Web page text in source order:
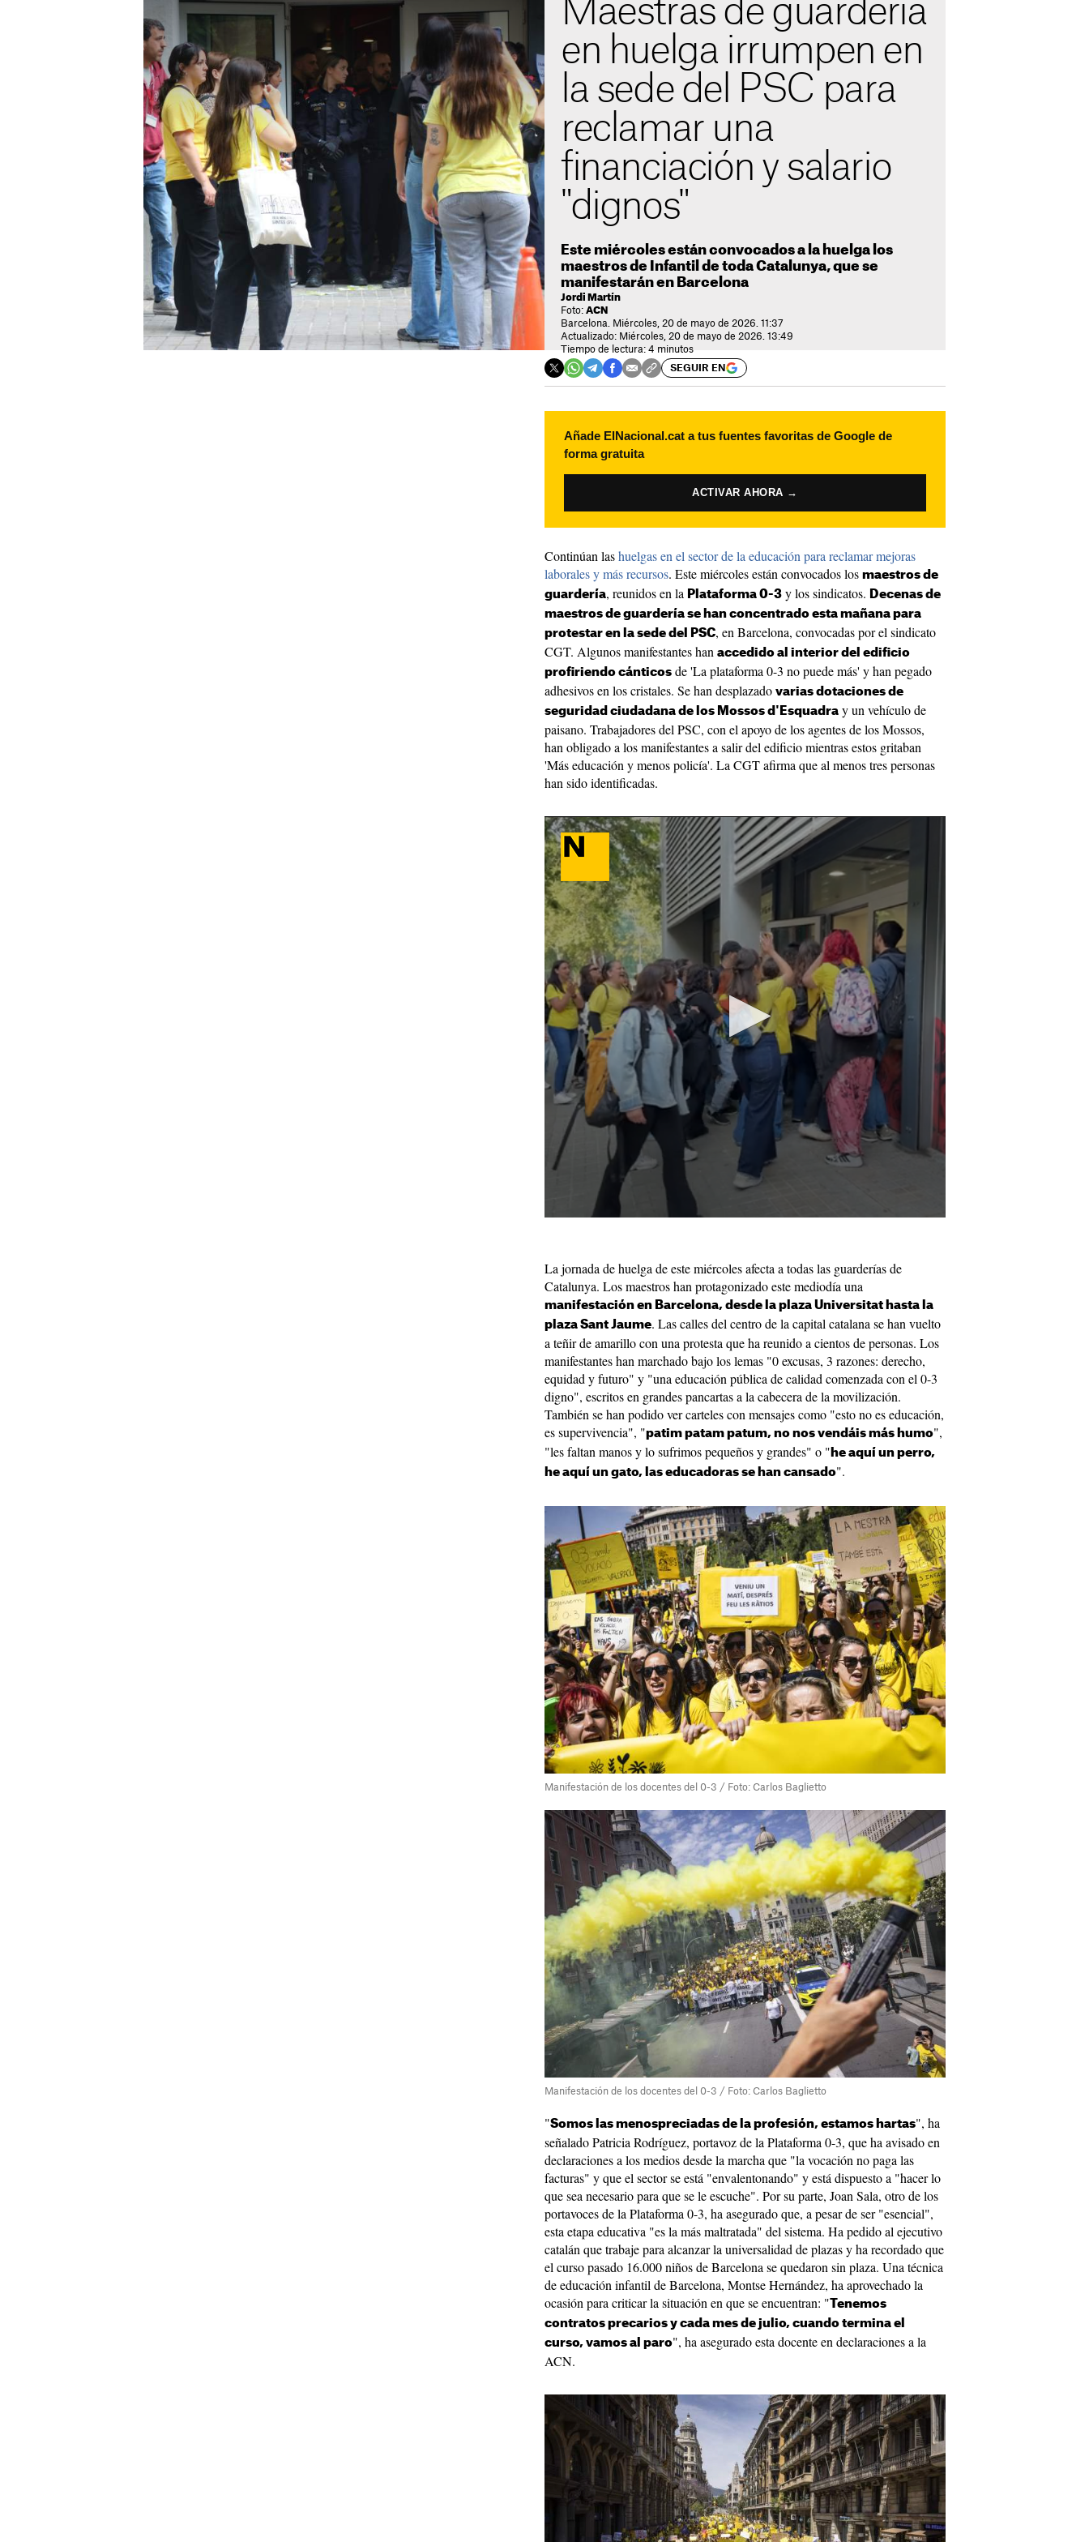
Maestras de guardería
en huelga irrumpen en
la sede del PSC para
reclamar una
financiación y salario
"dignos"
Este miércoles están convocados a la huelga los
maestros de Infantil de toda Catalunya, que se
manifestarán en Barcelona
Jordi Martín
Foto: ACN
Barcelona. Miércoles, 20 de mayo de 2026. 11:37
Actualizado: Miércoles, 20 de mayo de 2026. 13:49
Tiempo de lectura: 4 minutos
SEGUIR EN
Añade ElNacional.cat a tus fuentes favoritas de Google de
forma gratuita
ACTIVAR AHORA →
Continúan lashuelgas en el sector de la educación para reclamar mejoras
laborales y más recursos. Este miércoles están convocados los maestros de
guardería, reunidos en la Plataforma 0-3 y los sindicatos. Decenas de
maestros de guardería se han concentrado esta mañana para
protestar en la sede del PSC, en Barcelona, convocadas por el sindicato
CGT. Algunos manifestantes han accedido al interior del edificio
profiriendo cánticos de 'La plataforma 0-3 no puede más' y han pegado
adhesivos en los cristales. Se han desplazado varias dotaciones de
seguridad ciudadana de los Mossos d'Esquadra y un vehículo de
paisano. Trabajadores del PSC, con el apoyo de los agentes de los Mossos,
han obligado a los manifestantes a salir del edificio mientras estos gritaban
'Más educación y menos policía'. La CGT afirma que al menos tres personas
han sido identificadas.
La jornada de huelga de este miércoles afecta a todas las guarderías de
Catalunya. Los maestros han protagonizado este mediodía una
manifestación en Barcelona, desde la plaza Universitat hasta la
plaza Sant Jaume. Las calles del centro de la capital catalana se han vuelto
a teñir de amarillo con una protesta que ha reunido a cientos de personas. Los
manifestantes han marchado bajo los lemas "0 excusas, 3 razones: derecho,
equidad y futuro" y "una educación pública de calidad comenzada con el 0-3
digno", escritos en grandes pancartas a la cabecera de la movilización.
También se han podido ver carteles con mensajes como "esto no es educación,
es supervivencia", "patim patam patum, no nos vendáis más humo",
"les faltan manos y lo sufrimos pequeños y grandes" o " he aquí un perro,
he aquí un gato, las educadoras se han cansado".
Manifestación de los docentes del 0-3 / Foto: Carlos Baglietto
Manifestación de los docentes del 0-3 / Foto: Carlos Baglietto
"Somos las menospreciadas de la profesión, estamos hartas", ha
señalado Patricia Rodríguez, portavoz de la Plataforma 0-3, que ha avisado en
declaraciones a los medios desde la marcha que "la vocación no paga las
facturas" y que el sector se está "envalentonando" y está dispuesto a "hacer lo
que sea necesario para que se le escuche". Por su parte, Joan Sala, otro de los
portavoces de la Plataforma 0-3, ha asegurado que, a pesar de ser "esencial",
esta etapa educativa "es la más maltratada" del sistema. Ha pedido al ejecutivo
catalán que trabaje para alcanzar la universalidad de plazas y ha recordado que
el curso pasado 16.000 niños de Barcelona se quedaron sin plaza. Una técnica
de educación infantil de Barcelona, Montse Hernández, ha aprovechado la
ocasión para criticar la situación en que se encuentran: " Tenemos
contratos precarios y cada mes de julio, cuando termina el
curso, vamos al paro", ha asegurado esta docente en declaraciones a la
ACN.